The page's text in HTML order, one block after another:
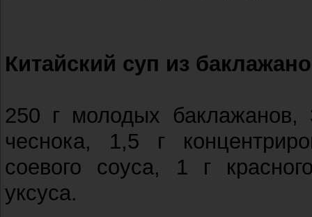
Китайский суп из
250 г молодых баклажанов,
чеснока, 1,5 г
соевого соуса, 1 г
уксуса.